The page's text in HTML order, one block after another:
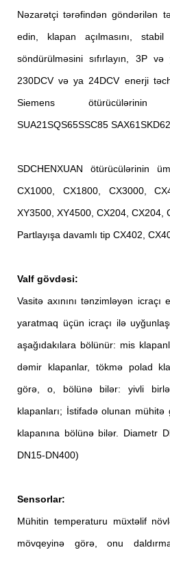
Nəzarətçi tərəfindən göndərilən
edin, klapan açılmasını,
söndürülməsini sıfırlayın, 3P
230DCV və ya 24DCV enerji
Siemens
SUA21SQS65SSC85
SDCHENXUAN ötürücülərinin
CX1000, CX1800, CX3000,
XY3500, XY4500, CX204, CX204,
Partlayışa davamlı tip CX402,
Valf gövdəsi:
Vasitə axınını tənzimləyən
yaratmaq üçün icraçı ilə
aşağıdakılara bölünür: mis
dəmir klapanlar, tökmə polad
görə, o, bölünə bilər: yivli
klapanları; İstifadə olunan
klapanına bölünə bilər. Diametr
DN15-DN400)
Sensorlar:
Mühitin temperaturu müxtəlif
mövqeyinə görə, onu